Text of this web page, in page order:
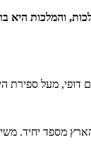
והמלכות היא
מעל ספירת
מספד יחיד.